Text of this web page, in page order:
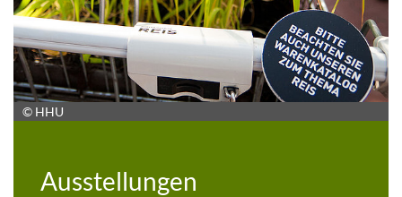
© HHU
Ausstellungen